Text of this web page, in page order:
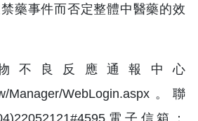
藥事件而否定整體中醫藥的效
不良反應通報中心
Manager/WebLogin.aspx。聯